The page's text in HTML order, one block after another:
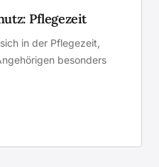
Pflegezeit
in der Pflegezeit,
besonders